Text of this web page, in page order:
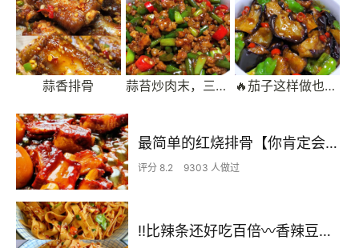
蒜香排骨 蒜苔炒肉末，三碗米饭都不够吃 🔥茄子这样做也太费米饭了吧
最简单的红烧排骨【你肯定会！！！】
评分 8.2 9303 人做过
‼️比辣条还好吃百倍〰️香辣豆皮✅零厨艺